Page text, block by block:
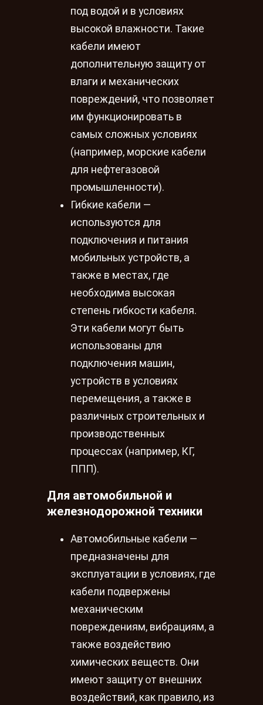
под водой и в условиях
высокой влажности. Такие
кабели имеют
дополнительную защиту от
влаги и механических
повреждений, что позволяет
им функционировать в
самых сложных условиях
(например, морские кабели
для нефтегазовой
промышленности).
Гибкие кабели —
используются для
подключения и питания
мобильных устройств, а
также в местах, где
необходима высокая
степень гибкости кабеля.
Эти кабели могут быть
использованы для
подключения машин,
устройств в условиях
перемещения, а также в
различных строительных и
производственных
процессах (например, КГ,
ППП).
Для автомобильной и
железнодорожной техники
Автомобильные кабели —
предназначены для
эксплуатации в условиях, где
кабели подвержены
механическим
повреждениям, вибрациям, а
также воздействию
химических веществ. Они
имеют защиту от внешних
воздействий, как правило, из